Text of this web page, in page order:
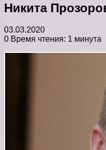
Никита
03.03.2020
0 Время чтения: 1 минута